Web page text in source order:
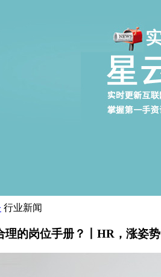
行业新闻
理的岗位手册？丨HR，涨姿势